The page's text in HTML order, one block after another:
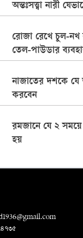
অন্তঃসত্ত্বা নারী
রোজা রেখে চুল-নখ
তেল-পাউডার
নাজাতের দশকে
করবেন
রমজানে যে ২
হয়